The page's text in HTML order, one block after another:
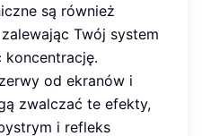
są również
Twój system
od ekranów i
zwalczać te efekty,
i refleks